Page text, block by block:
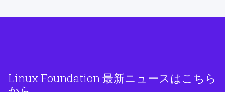
Linux Foundation 最新ニュースはこちら